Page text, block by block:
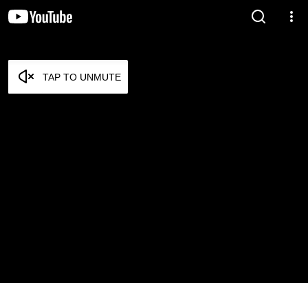
TAP TO UNMUTE